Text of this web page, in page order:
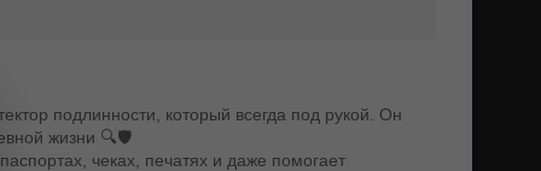
подлинности, который всегда под рукой. Он
жизни 🔍🛡️
чеках, печатях и даже помогает